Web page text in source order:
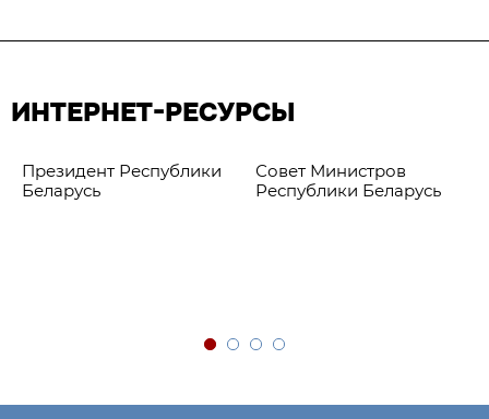
ИНТЕРНЕТ-РЕСУРСЫ
Президент Республики
Беларусь
Совет Министров
Республики Беларусь